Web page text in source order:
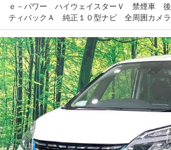
ｅ－パワー ハイウェイスターＶ 禁煙車
ティパックＡ 純正１０型ナビ 全周囲カメ
トモニター プロパイロット デジタルイン
ドア ＬＥＤヘッド 純正１６インチアルミ